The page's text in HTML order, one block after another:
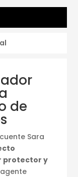
de
Sara
protector y